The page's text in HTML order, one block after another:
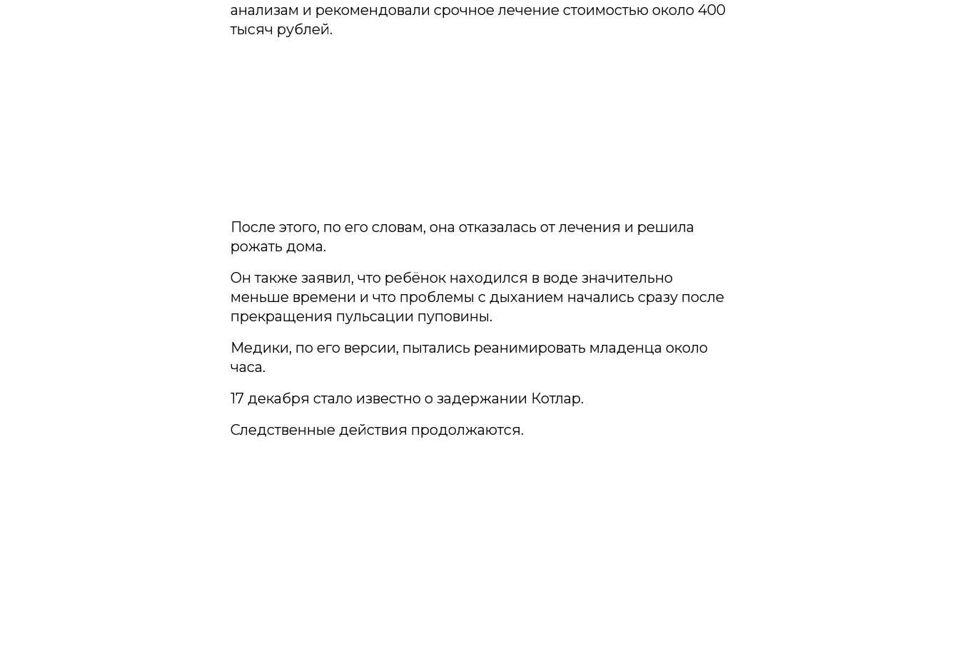
анализам и рекомендовали срочное лечение стоимостью около 400
тысяч рублей.
После этого, по его словам, она отказалась от лечения и решила
рожать дома.
Он также заявил, что ребёнок находился в воде значительно
меньше времени и что проблемы с дыханием начались сразу после
прекращения пульсации пуповины.
Медики, по его версии, пытались реанимировать младенца около
часа.
17 декабря стало известно о задержании Котлар.
Следственные действия продолжаются.